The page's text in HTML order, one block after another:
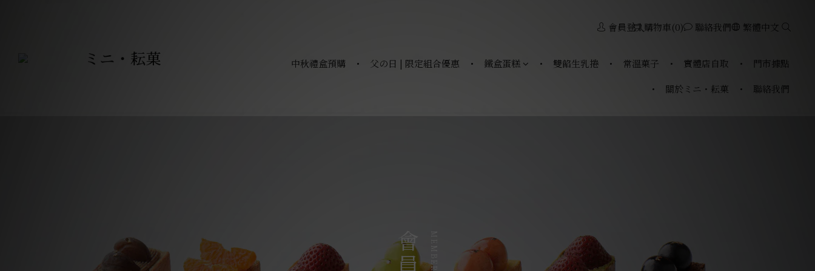
中秋禮盒預購 父の日 | 限定組合優惠 鐵盒蛋糕 雙餡生乳捲 常溫菓子 實體店自取
門市據點
關於ミニ・耘菓
聯絡我們
會員登入 購物車(0) 聯絡我們 繁體中文